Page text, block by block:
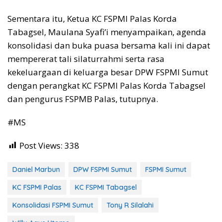
Sementara itu, Ketua KC FSPMI Palas Korda
Tabagsel, Maulana Syafi’i menyampaikan, agenda
konsolidasi dan buka puasa bersama kali ini dapat
mempererat tali silaturrahmi serta rasa
kekeluargaan di keluarga besar DPW FSPMI Sumut
dengan perangkat KC FSPMI Palas Korda Tabagsel
dan pengurus FSPMB Palas, tutupnya.
#MS
Post Views: 338
Daniel Marbun DPW FSPMI Sumut
FSPMI Sumut
KC FSPMI Palas
KC FSPMI Tabagsel
Konsolidasi FSPMI Sumut
Tony R Silalahi